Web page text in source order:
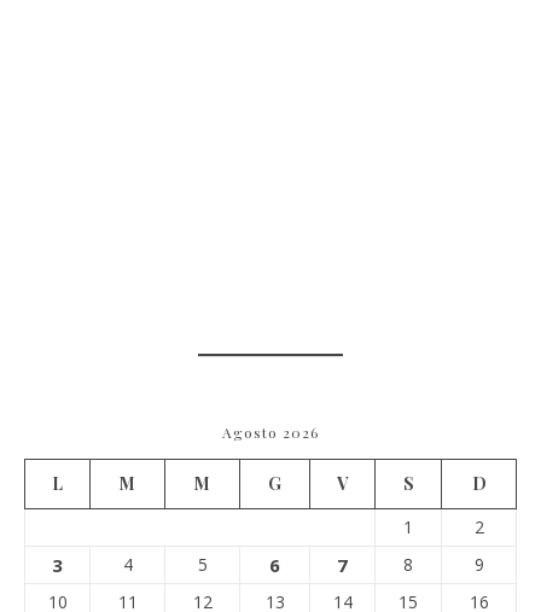
Agosto 2026
L M M G V S
D
1
2
3 4 5 6 7 8
9
10
11 12 13 14 15
16